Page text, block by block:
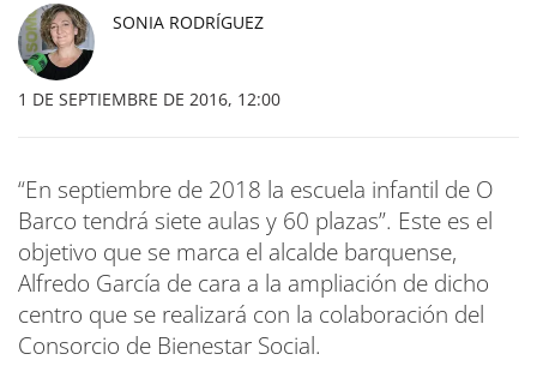
SONIA RODRÍGUEZ
1 DE SEPTIEMBRE DE 2016, 12:00
“En septiembre de 2018 la escuela infantil de O
Barco tendrá siete aulas y 60 plazas”. Este es el
objetivo que se marca el alcalde barquense,
Alfredo García de cara a la ampliación de dicho
centro que se realizará con la colaboración del
Consorcio de Bienestar Social.